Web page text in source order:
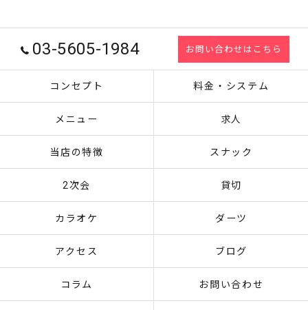
03-5605-1984 お問い合わせはこちら
コンセプト 料金・システム
メニュー 求人
当店の特徴 スナック
2次会 貸切
カラオケ ダーツ
アクセス ブログ
コラム お問い合わせ